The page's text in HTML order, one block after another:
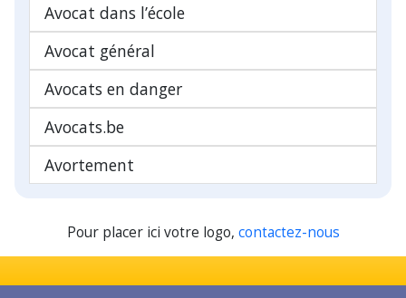
Avocat dans l’école
Avocat général
Avocats en danger
Avocats.be
Avortement
Pour placer ici votre logo, contactez-nous